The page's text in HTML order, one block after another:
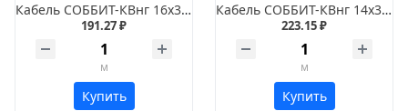
Кабель СОББИТ-КВнг 16х3х0,75
191.27 ₽
м
Купить
Кабель СОББИТ-КВнг 14х3х1
223.15 ₽
м
Купить